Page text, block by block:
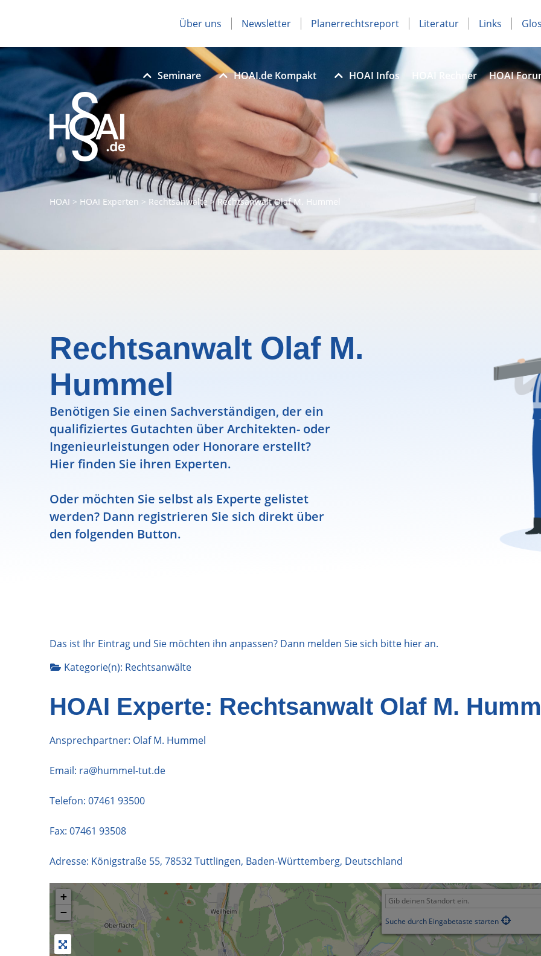
Über uns Newsletter Planerrechtsreport Literatur Links
Seminare HOAI.de Kompakt HOAI Infos HOAI Rechner HOAI
HOAI > HOAI Experten > Rechtsanwälte >Rechtsanwalt Olaf M. Hummel
Rechtsanwalt Olaf M.
Hummel
Benötigen Sie einen Sachverständigen, der ein
qualifiziertes Gutachten über Architekten- oder
Ingenieurleistungen oder Honorare erstellt?
Hier finden Sie ihren Experten.
Oder möchten Sie selbst als Experte gelistet
werden? Dann registrieren Sie sich direkt über
den folgenden Button.
Das ist Ihr Eintrag und Sie möchten ihn anpassen? Dann melden Sie sich bitte hieran.
Kategorie(n): Rechtsanwälte
HOAI Experte: Rechtsanwalt Olaf M.
Ansprechpartner: Olaf M. Hummel
Email: ra@hummel-tut.de
Telefon: 07461 93500
Fax: 07461 93508
Adresse: Königstraße 55, 78532Tuttlingen, Baden-Württemberg, Deutschland
+
−
Suche durch Eingabetaste starten